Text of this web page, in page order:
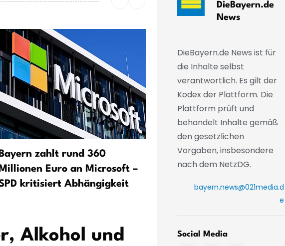
zahlt rund 360
Euro an Microsoft –
kritisiert Abhängigkeit
Almbauern kämpfen mit
Bürokratie und
Alkohol und
DieBayern.de
News
DieBayern.de News ist für
die Inhalte selbst
verantwortlich. Es gilt der
Kodex der Plattform. Die
Plattform prüft und
behandelt Inhalte gemäß
den gesetzlichen
Vorgaben, insbesondere
nach dem NetzDG.
bayern.news@021media.d
e
Social Media